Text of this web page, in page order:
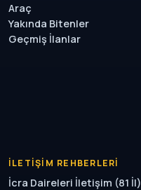
Araç
Yakında Bitenler
Geçmiş İlanlar
İLETIŞIM REHBERLERI
İcra Daireleri İletişim (81 İl)